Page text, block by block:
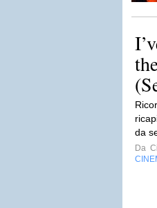
da
Da